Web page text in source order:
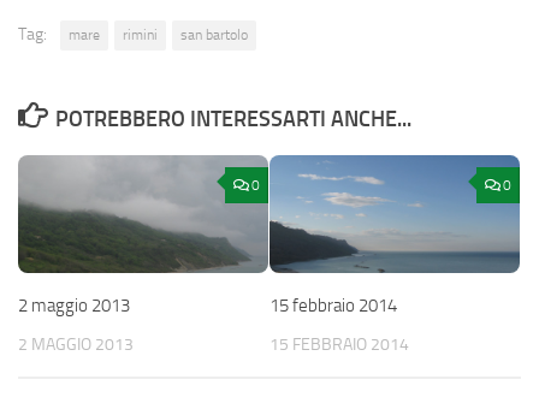
Tag: mare rimini san bartolo
POTREBBERO INTERESSARTI ANCHE...
0
2 maggio 2013
2 MAGGIO 2013
0
15 febbraio 2014
15 FEBBRAIO 2014